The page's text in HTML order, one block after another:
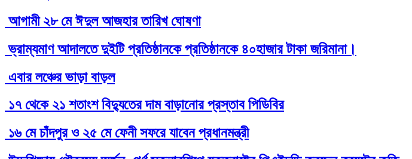
আগামী ২৮ মে ঈদুল আজহার তারিখ ঘোষণা
ভ্রাম্যমাণ আদালতে দুইটি প্রতিষ্ঠানকে প্রতিষ্ঠানকে ৪০হাজার টাকা জরিমানা।
এবার লঞ্চের ভাড়া বাড়ল
১৭ থেকে ২১ শতাংশ বিদ্যুতের দাম বাড়ানোর প্রস্তাব পিডিবির
১৬ মে চাঁদপুর ও ২৫ মে ফেনী সফরে যাবেন প্রধানমন্ত্রী